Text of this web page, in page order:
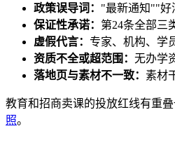
政策误导词： "最新通知""好
保证性承诺： 第24条全部三
虚假代言： 专家、机构、学
资质不全或超范围： 无办学
落地页与素材不一致： 素材
教育和招商卖课的投放红线有重
照。